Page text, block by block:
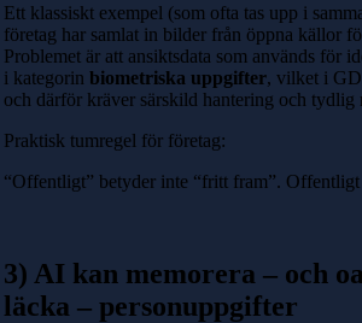
Ett klassiskt exempel (som ofta tas upp i
företag har samlat in bilder från öppna källor
Problemet är att ansiktsdata som används för
i kategorin biometriska uppgifter, vilket i
och därför kräver särskild hantering och tydlig
Praktisk tumregel för företag:
“Offentligt” betyder inte “fritt fram”.
3) AI kan memorera – och
läcka – personuppgifter